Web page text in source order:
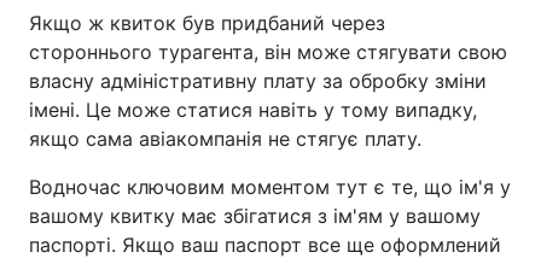
Якщо ж квиток був придбаний через
стороннього турагента, він може стягувати свою
власну адміністративну плату за обробку зміни
імені. Це може статися навіть у тому випадку,
якщо сама авіакомпанія не стягує плату.
Водночас ключовим моментом тут є те, що ім'я у
вашому квитку має збігатися з ім'ям у вашому
паспорті. Якщо ваш паспорт все ще оформлений